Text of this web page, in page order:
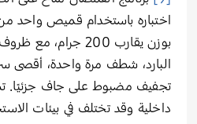
اختباره باستخدام قميص واحد
بوزن يقارب 200
البارد، شطف مرة واحدة، أقصى
تجفيف مضبوط على جاف جزئيًا.
داخلية وقد تختلف في بيئات